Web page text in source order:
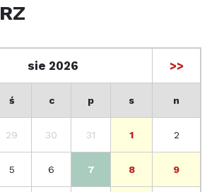
sie 2026 >>
ś c p s n
29 30 31 1 2
5 6 7 8 9